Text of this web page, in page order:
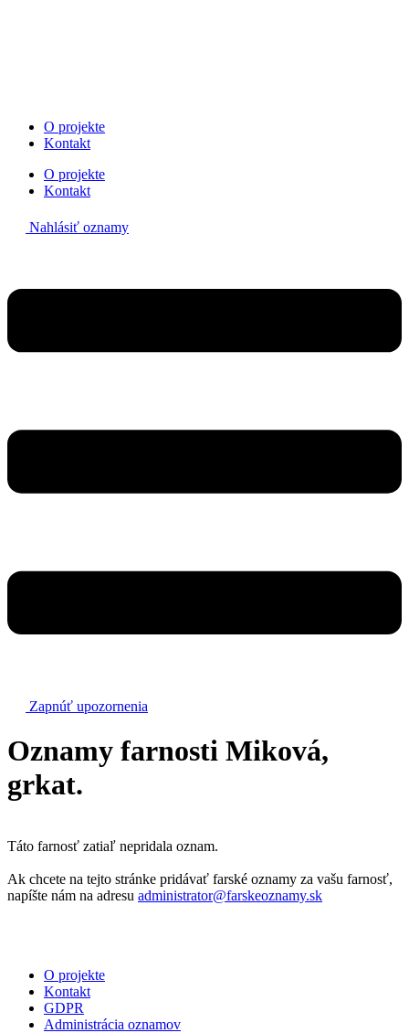
O projekte
Kontakt
O projekte
Kontakt
Nahlásiť oznamy
Zapnúť upozornenia
Oznamy farnosti Miková,
grkat.
Táto farnosť zatiaľ nepridala oznam.
Ak chcete na tejto stránke pridávať farské oznamy za vašu farnosť,
napíšte nám na adresu administrator@farskeoznamy.sk
O projekte
Kontakt
GDPR
Administrácia oznamov